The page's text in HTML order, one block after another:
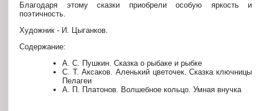
Благодаря этому сказки приобрели особую яркость и
поэтичность.
Художник - И. Цыганков.
Содержание:
А. С. Пушкин. Сказка о рыбаке и рыбке
С. Т. Аксаков. Аленький цветочек. Сказка ключницы
Пелагеи
А. П. Платонов. Волшебное кольцо. Умная внучка